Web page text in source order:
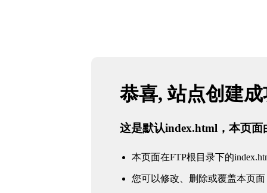
恭喜, 站点创建
这是默认index.html，本页面
本页面在FTP根目录下的
您可以修改、删除或覆盖本页面